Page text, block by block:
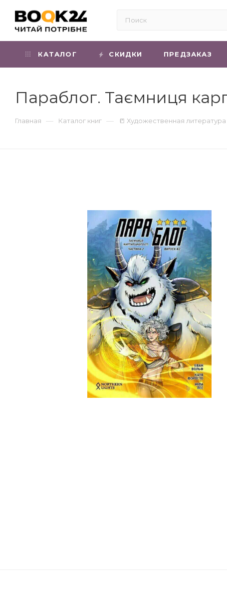
КАТАЛОГ СКИДКИ ПРЕДЗАКАЗ
Параблог. Таємниця
Главная — Каталог книг — 📒 Художественная литература